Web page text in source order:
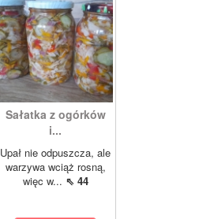
Sałatka z ogórków
i...
Upał nie odpuszcza, ale
warzywa wciąż rosną,
więc w... ⇖ 44